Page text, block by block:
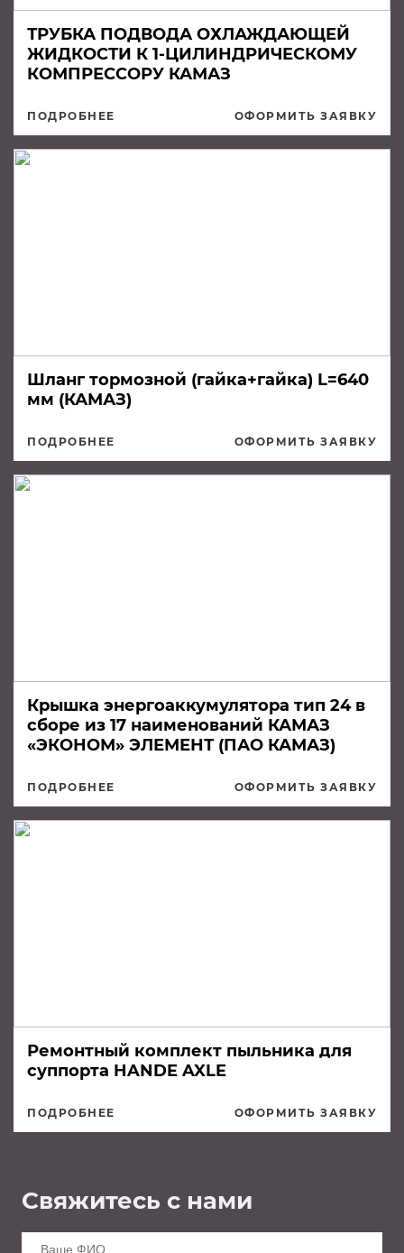
ТРУБКА ПОДВОДА ОХЛАЖДАЮЩЕЙ
ЖИДКОСТИ К 1-ЦИЛИНДРИЧЕСКОМУ
КОМПРЕССОРУ КАМАЗ
ПОДРОБНЕЕ ОФОРМИТЬ ЗАЯВКУ
Шланг тормозной (гайка+гайка) L=640
мм (КАМАЗ)
ПОДРОБНЕЕ ОФОРМИТЬ ЗАЯВКУ
Крышка энергоаккумулятора тип 24 в
сборе из 17 наименований КАМАЗ
«ЭКОНОМ» ЭЛЕМЕНТ (ПАО КАМАЗ)
ПОДРОБНЕЕ ОФОРМИТЬ ЗАЯВКУ
Ремонтный комплект пыльника для
суппорта HANDE AXLE
ПОДРОБНЕЕ ОФОРМИТЬ ЗАЯВКУ
Свяжитесь с нами